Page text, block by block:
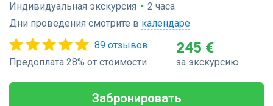
Индивидуальная экскурсия • 2 часа
Дни проведения смотрите в календаре
89 отзывов
Предоплата 28% от стоимости
245 €
за экскурсию
Забронировать